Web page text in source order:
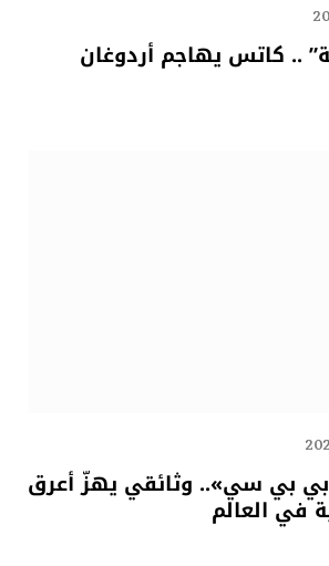
.. كاتس يهاجم أردوغان
بي سي».. وثائقي يهزّ أعرق
في العالم